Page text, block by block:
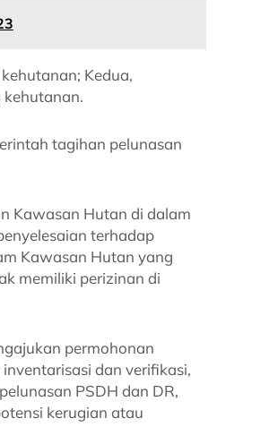
Kedua,
kehutanan.
tagihan pelunasan
Kawasan Hutan di dalam
terhadap
Kawasan Hutan yang
memiliki perizinan di
permohonan
dan verifikasi,
PSDH dan DR,
kerugian atau